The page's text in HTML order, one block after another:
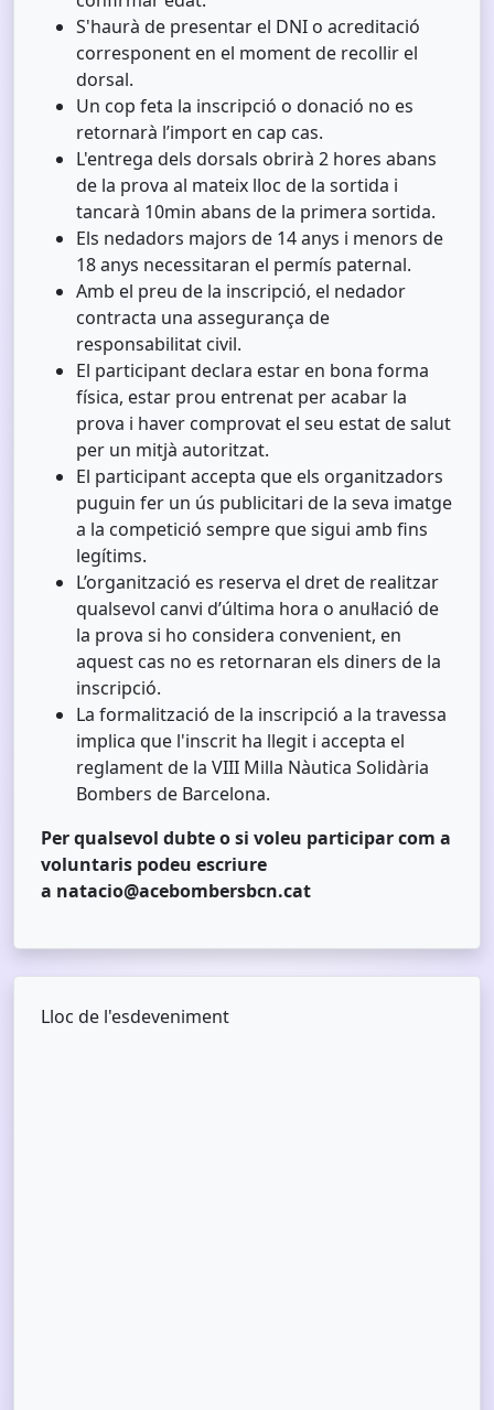
S'haurà de presentar el DNI o acreditació
corresponent en el moment de recollir el
dorsal.
Un cop feta la inscripció o donació no es
retornarà l’import en cap cas.
L'entrega dels dorsals obrirà 2 hores abans
de la prova al mateix lloc de la sortida i
tancarà 10min abans de la primera sortida.
Els nedadors majors de 14 anys i menors de
18 anys necessitaran el permís paternal.
Amb el preu de la inscripció, el nedador
contracta una assegurança de
responsabilitat civil.
El participant declara estar en bona forma
física, estar prou entrenat per acabar la
prova i haver comprovat el seu estat de salut
per un mitjà autoritzat.
El participant accepta que els organitzadors
puguin fer un ús publicitari de la seva imatge
a la competició sempre que sigui amb fins
legítims.
L’organització es reserva el dret de realitzar
qualsevol canvi d’última hora o anul·lació de
la prova si ho considera convenient, en
aquest cas no es retornaran els diners de la
inscripció.
La formalització de la inscripció a la travessa
implica que l'inscrit ha llegit i accepta el
reglament de la VIII Milla Nàutica Solidària
Bombers de Barcelona.
Per qualsevol dubte o si voleu participar com a
voluntaris podeu escriure
a natacio@acebombersbcn.cat
Lloc de l'esdeveniment